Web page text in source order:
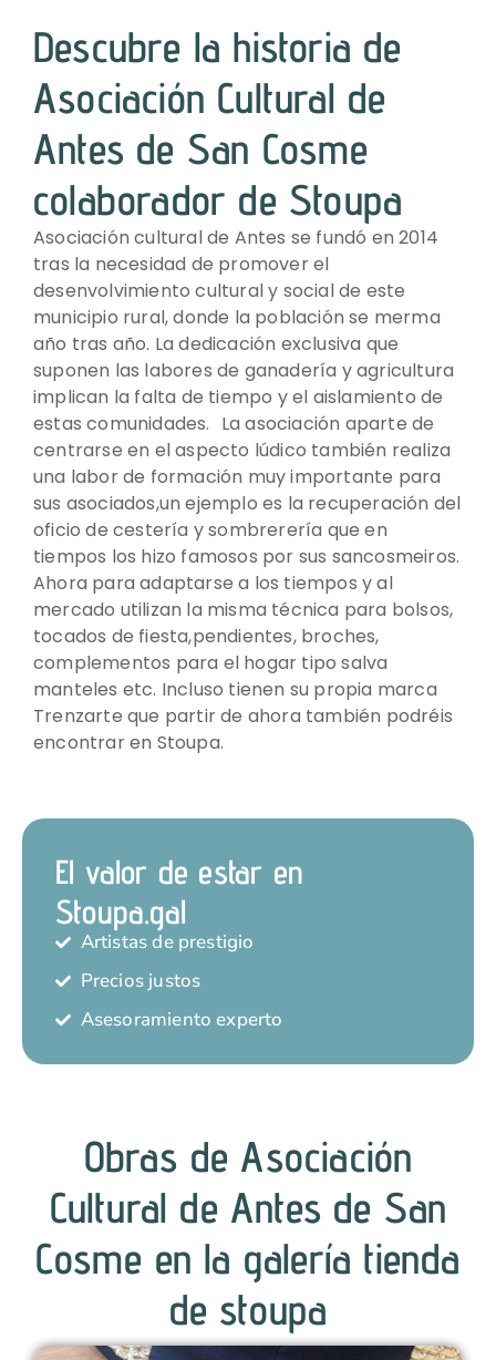
Descubre la historia de
Asociación Cultural de
Antes de San Cosme
colaborador de Stoupa
Asociación cultural de Antes se fundó en 2014
tras la necesidad de promover el
desenvolvimiento cultural y social de este
municipio rural, donde la población se merma
año tras año. La dedicación exclusiva que
suponen las labores de ganadería y agricultura
implican la falta de tiempo y el aislamiento de
estas comunidades. La asociación aparte de
centrarse en el aspecto lúdico también realiza
una labor de formación muy importante para
sus asociados,un ejemplo es la recuperación del
oficio de cestería y sombrerería que en
tiempos los hizo famosos por sus sancosmeiros.
Ahora para adaptarse a los tiempos y al
mercado utilizan la misma técnica para bolsos,
tocados de fiesta,pendientes, broches,
complementos para el hogar tipo salva
manteles etc. Incluso tienen su propia marca
Trenzarte que partir de ahora también podréis
encontrar en Stoupa.
El valor de estar en
Stoupa.gal
Artistas de prestigio
Precios justos
Asesoramiento experto
Obras de Asociación
Cultural de Antes de San
Cosme en la galería tienda
de stoupa